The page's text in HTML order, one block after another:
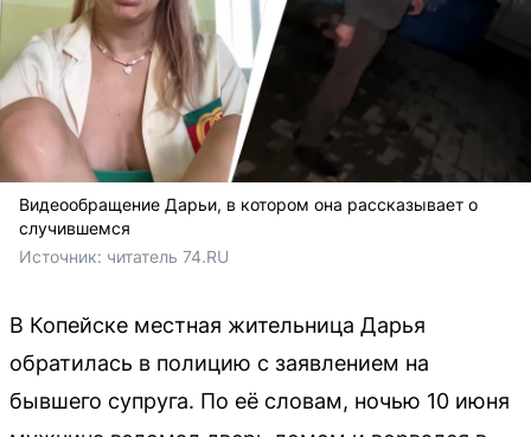
Видеообращение Дарьи, в котором она рассказывает о
случившемся
Источник: читатель 74.RU
В Копейске местная жительница Дарья
обратилась в полицию с заявлением на
бывшего супруга. По её словам, ночью 10 июня